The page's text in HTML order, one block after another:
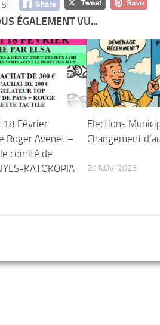
ÉGALEMENT VU...
18 Février
Roger Avenet –
comité de
KATOKOPIA
Elections
Changement
20 NOV, 2025